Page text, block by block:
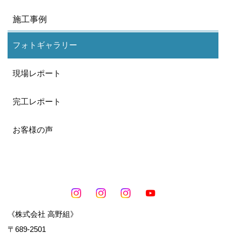
施工事例
フォトギャラリー
現場レポート
完工レポート
お客様の声
《株式会社 高野組》
〒689-2501